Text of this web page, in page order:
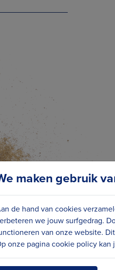
HOOGTE
maken gebruik
de hand van cookies
we jouw surfgedrag.
van onze website.
onze pagina cookie policy